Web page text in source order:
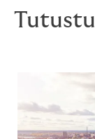
Tutustu